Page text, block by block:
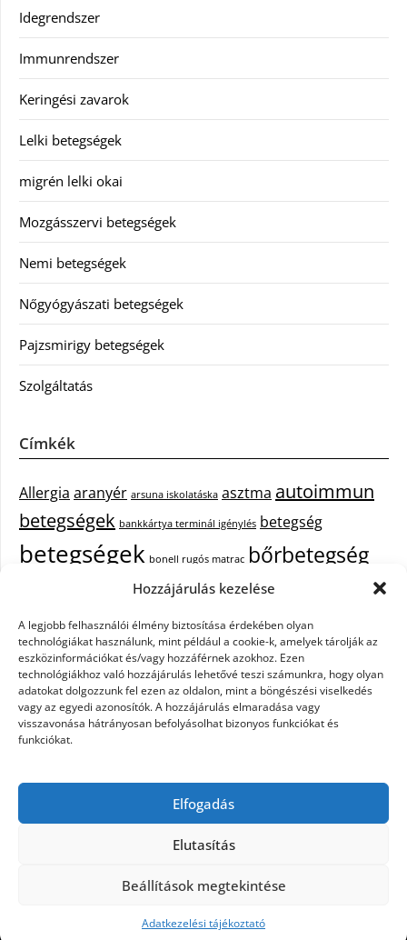
Hozzájárulás kezelése
A legjobb felhasználói élmény biztosítása érdekében olyan
technológiákat használunk, mint például a cookie-k, amelyek tárolják az
eszközinformációkat és/vagy hozzáférnek azokhoz. Ezen
technológiákhoz való hozzájárulás lehetővé teszi számunkra, hogy olyan
adatokat dolgozzunk fel ezen az oldalon, mint a böngészési viselkedés
vagy az egyedi azonosítók. A hozzájárulás elmaradása vagy
visszavonása hátrányosan befolyásolhat bizonyos funkciókat és
funkciókat.
Elfogadás
Elutasítás
Beállítások megtekintése
Adatkezelési tájékoztató
Idegrendszer
Immunrendszer
Keringési zavarok
Lelki betegségek
migrén lelki okai
Mozgásszervi betegségek
Nemi betegségek
Nőgyógyászati betegségek
Pajzsmirigy betegségek
Szolgáltatás
Címkék
Allergia aranyér arsuna iskolatáska asztma autoimmun
betegségek bankkártya terminál igénylés betegség
betegségek bonell rugós matrac bőrbetegség
bőrbetegségek cukorbetegség
debrecen iroda bérlés egészségügyi piercing epekőepilepszia
tisztítása fejfájás festőszerszám fájdalom háztartási gép
hűtőszekrény immunrendszer keringető szivattyú kazánhoz kisfiú
cipő műanyag kosár műszempilla napelem szaldó elszámolás
pajzsmirigy betegségekpajzsmirigy betegség lelki okai
yoda mester zsírégető edzés
beszerelés
WordPress Theme